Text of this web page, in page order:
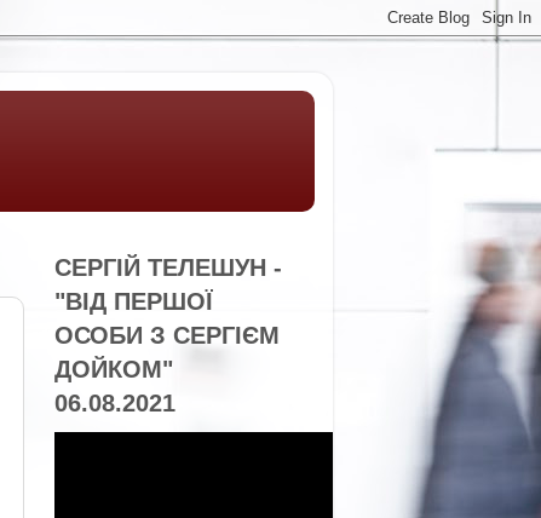
СЕРГІЙ ТЕЛЕШУН -
"ВІД ПЕРШОЇ
ОСОБИ З СЕРГІЄМ
ДОЙКОМ"
06.08.2021